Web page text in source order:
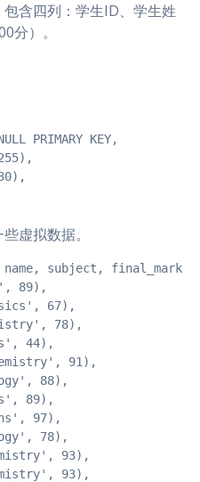
含四列：学生ID、学生姓
分）。
PRIMARY KEY,
虚拟数据。
name, subject, final_marks)
89),
67),
78),
44),
91),
88),
89),
97),
78),
93),
93),